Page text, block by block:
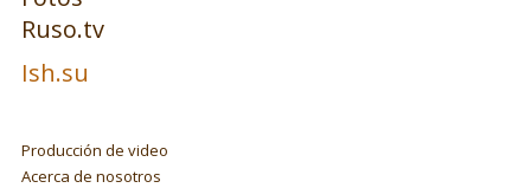
Ruso.tv
Ish.su
Producción de video
Acerca de nosotros